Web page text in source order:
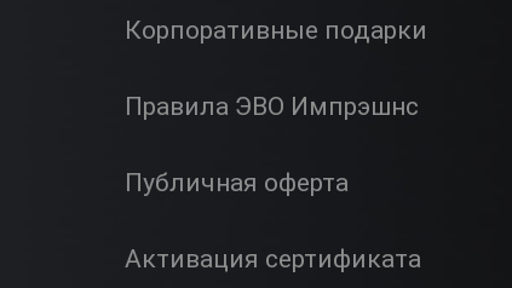
Корпоративные подарки
Правила ЭВО Импрэшнс
Публичная оферта
Активация сертификата